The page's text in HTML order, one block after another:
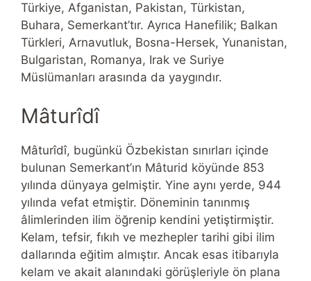
Türkiye, Afganistan, Pakistan, Türkistan,
Buhara, Semerkant’tır. Ayrıca Hanefilik; Balkan
Türkleri, Arnavutluk, Bosna-Hersek, Yunanistan,
Bulgaristan, Romanya, Irak ve Suriye
Müslümanları arasında da yaygındır.
Mâturîdî
Mâturîdî, bugünkü Özbekistan sınırları içinde
bulunan Semerkant’ın Mâturid köyünde 853
yılında dünyaya gelmiştir. Yine aynı yerde, 944
yılında vefat etmiştir. Döneminin tanınmış
âlimlerinden ilim öğrenip kendini yetiştirmiştir.
Kelam, tefsir, fıkıh ve mezhepler tarihi gibi ilim
dallarında eğitim almıştır. Ancak esas itibarıyla
kelam ve akait alanındaki görüşleriyle ön plana